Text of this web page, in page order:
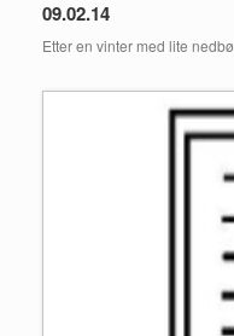
09.02.14
Etter en vinter med lite